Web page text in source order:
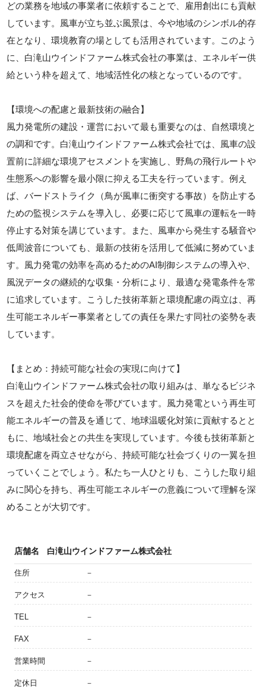
どの業務を地域の事業者に依頼することで、雇用創出にも貢献
しています。風車が立ち並ぶ風景は、今や地域のシンボル的存
在となり、環境教育の場としても活用されています。このよう
に、白滝山ウインドファーム株式会社の事業は、エネルギー供
給という枠を超えて、地域活性化の核となっているのです。
【環境への配慮と最新技術の融合】
風力発電所の建設・運営において最も重要なのは、自然環境と
の調和です。白滝山ウインドファーム株式会社では、風車の設
置前に詳細な環境アセスメントを実施し、野鳥の飛行ルートや
生態系への影響を最小限に抑える工夫を行っています。例え
ば、バードストライク（鳥が風車に衝突する事故）を防止する
ための監視システムを導入し、必要に応じて風車の運転を一時
停止する対策を講じています。また、風車から発生する騒音や
低周波音についても、最新の技術を活用して低減に努めていま
す。風力発電の効率を高めるためのAI制御システムの導入や、
風況データの継続的な収集・分析により、最適な発電条件を常
に追求しています。こうした技術革新と環境配慮の両立は、再
生可能エネルギー事業者としての責任を果たす同社の姿勢を表
しています。
【まとめ：持続可能な社会の実現に向けて】
白滝山ウインドファーム株式会社の取り組みは、単なるビジネ
スを超えた社会的使命を帯びています。風力発電という再生可
能エネルギーの普及を通じて、地球温暖化対策に貢献するとと
もに、地域社会との共生を実現しています。今後も技術革新と
環境配慮を両立させながら、持続可能な社会づくりの一翼を担
っていくことでしょう。私たち一人ひとりも、こうした取り組
みに関心を持ち、再生可能エネルギーの意義について理解を深
めることが大切です。
店舗名 白滝山ウインドファーム株式会社
住所 －
アクセス －
TEL －
FAX －
営業時間 －
定休日 －